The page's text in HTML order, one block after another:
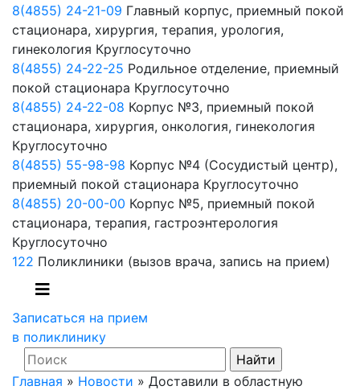
8(4855) 24-21-09 Главный корпус, приемный покой
стационара, хирургия, терапия, урология,
гинекология Круглосуточно
8(4855) 24-22-25 Родильное отделение, приемный
покой стационара Круглосуточно
8(4855) 24-22-08 Корпус №3, приемный покой
стационара, хирургия, онкология, гинекология
Круглосуточно
8(4855) 55-98-98 Корпус №4 (Сосудистый центр),
приемный покой стационара Круглосуточно
8(4855) 20-00-00 Корпус №5, приемный покой
стационара, терапия, гастроэнтерология
Круглосуточно
122 Поликлиники (вызов врача, запись на прием)
Записаться на прием
в поликлинику
Главная » Новости » Доставили в областную